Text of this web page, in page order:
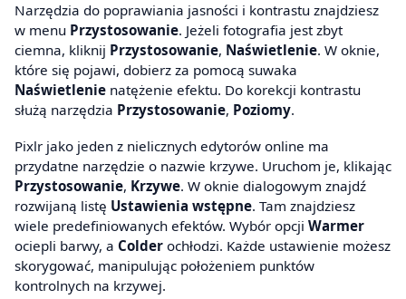
Narzędzia do poprawiania jasności i kontrastu znajdziesz
w menu Przystosowanie. Jeżeli fotografia jest zbyt
ciemna, kliknij Przystosowanie, Naświetlenie. W oknie,
które się pojawi, dobierz za pomocą suwaka
Naświetlenie natężenie efektu. Do korekcji kontrastu
służą narzędzia Przystosowanie, Poziomy.
Pixlr jako jeden z nielicznych edytorów online ma
przydatne narzędzie o nazwie krzywe. Uruchom je, klikając
Przystosowanie, Krzywe. W oknie dialogowym znajdź
rozwijaną listę Ustawienia wstępne. Tam znajdziesz
wiele predefiniowanych efektów. Wybór opcji Warmer
ociepli barwy, a Colder ochłodzi. Każde ustawienie możesz
skorygować, manipulując położeniem punktów
kontrolnych na krzywej.